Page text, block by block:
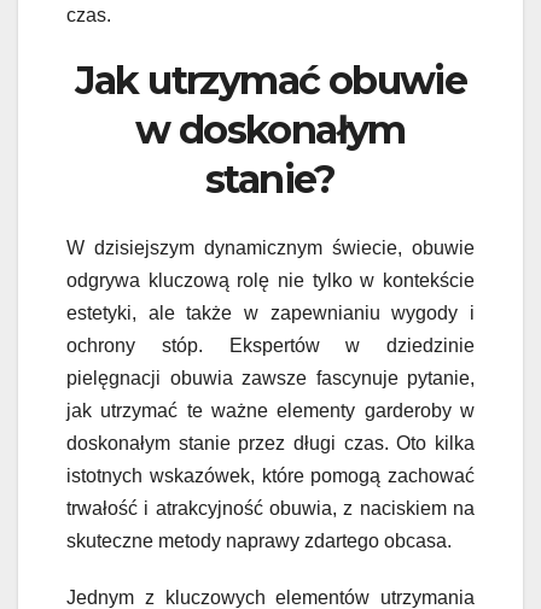
czas.
Jak utrzymać obuwie
w doskonałym
stanie?
W dzisiejszym dynamicznym świecie, obuwie
odgrywa kluczową rolę nie tylko w kontekście
estetyki, ale także w zapewnianiu wygody i
ochrony stóp. Ekspertów w dziedzinie
pielęgnacji obuwia zawsze fascynuje pytanie,
jak utrzymać te ważne elementy garderoby w
doskonałym stanie przez długi czas. Oto kilka
istotnych wskazówek, które pomogą zachować
trwałość i atrakcyjność obuwia, z naciskiem na
skuteczne metody naprawy zdartego obcasa.
Jednym z kluczowych elementów utrzymania